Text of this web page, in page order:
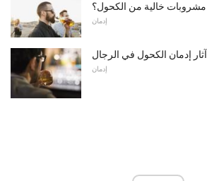
مشروبات خالية من الكحول؟
إدمان
آثار إدمان الكحول في الرجال
إدمان